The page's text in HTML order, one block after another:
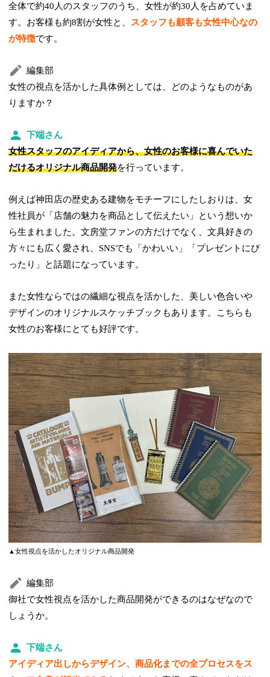
全体で約40人のスタッフのうち、女性が約30人を占めていま
す。お客様も約8割が女性と、
スタッフも顧客も女性中心なの
が特徴です。
編集部
女性の視点を活かした具体例としては、どのようなものがあ
りますか？
下端さん
女性スタッフのアイディアから、女性のお客様に喜んでいた
だけるオリジナル商品開発を行っています。
例えば神田店の歴史ある建物をモチーフにしたしおりは、女
性社員が「店舗の魅力を商品として伝えたい」という想いか
ら生まれました。文房堂ファンの方だけでなく、文具好きの
方々にも広く愛され、SNSでも「かわいい」「プレゼントにぴ
ったり」と話題になっています。
また女性ならではの繊細な視点を活かした、美しい色合いや
デザインのオリジナルスケッチブックもあります。こちらも
女性のお客様にとても好評です。
▲女性視点を活かしたオリジナル商品開発
編集部
御社で女性視点を活かした商品開発ができるのはなぜなので
しょうか。
下端さん
アイディア出しからデザイン、商品化までの全プロセスをス